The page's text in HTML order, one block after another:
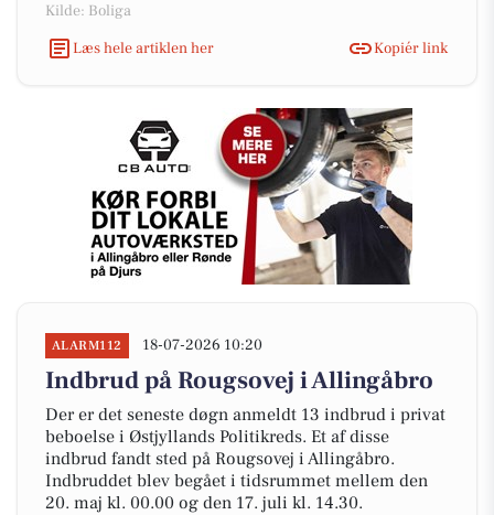
Kilde: Boliga
Læs hele artiklen her
Kopiér link
ALARM112 18-07-2026 10:20
Indbrud på Rougsovej i Allingåbro
Der er det seneste døgn anmeldt 13 indbrud i privat
beboelse i Østjyllands Politikreds. Et af disse
indbrud fandt sted på Rougsovej i Allingåbro.
Indbruddet blev begået i tidsrummet mellem den
20. maj kl. 00.00 og den 17. juli kl. 14.30.